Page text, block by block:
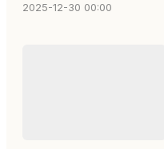
2025-12-30 00:00